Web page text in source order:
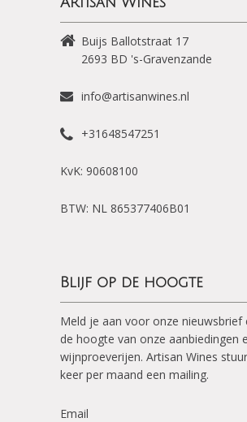
Buijs Ballotstraat 17
2693 BD 's-Gravenzande
info@artisanwines.nl
+31648547251
KvK: 90608100
BTW: NL 865377406B01
Blijf op de hoogte
Meld je aan voor onze nieuwsbrief
de hoogte van onze aanbiedingen
wijnproeverijen. Artisan Wines
keer per maand een mailing.
Email